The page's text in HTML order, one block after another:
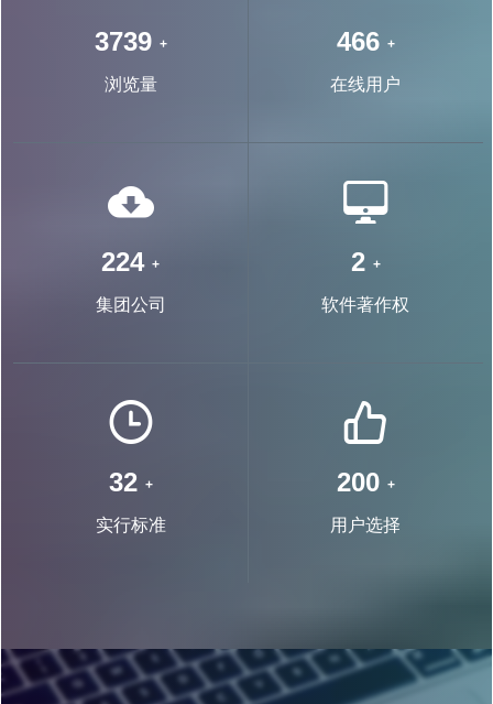
7125 +
浏览量
889 +
在线用户
439 +
集团公司
4 +
软件著作权
63 +
实行标准
392 +
用户选择